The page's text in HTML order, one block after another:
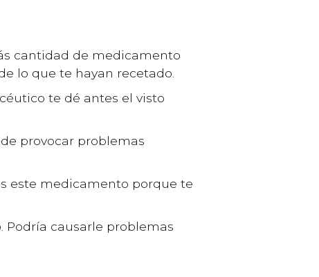
cantidad de medicamento
lo que te hayan recetado.
te dé antes el visto
provocar problemas
este medicamento porque te
Podría causarle problemas